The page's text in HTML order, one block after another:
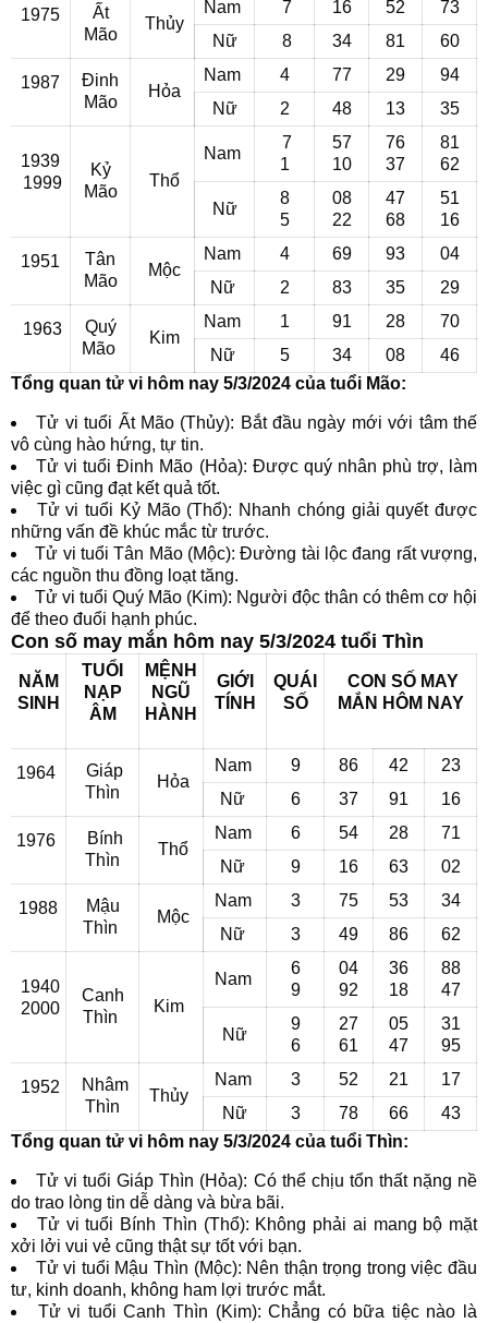
1975
Ất
Mão
Thủy
Nam 7 16 52
73
Nữ
8 34 81 60
1987
Đinh
Mão
Hỏa
Nam 4 77 29
94
Nữ
2 48 13 35
1939
1999
Kỷ
Mão
Thổ
Nam
7
1
57
10
76
37
81
62
Nữ
8
5
08
22
47
68
51
16
1951
Tân
Mão
Mộc
Nam 4 69 93
04
Nữ
2 83 35 29
1963
Quý
Mão
Kim
Nam 1 91 28
70
Nữ
5 34 08
46
Tổng quan tử vi hôm nay 5/3/2024 của tuổi Mão:
Tử vi tuổi Ất Mão (Thủy): Bắt đầu ngày mới với tâm thế
vô cùng hào hứng, tự tin.
Tử vi tuổi Đinh Mão (Hỏa): Được quý nhân phù trợ, làm
việc gì cũng đạt kết quả tốt.
Tử vi tuổi Kỷ Mão (Thổ): Nhanh chóng giải quyết được
những vấn đề khúc mắc từ trước.
Tử vi tuổi Tân Mão (Mộc): Đường tài lộc đang rất vượng,
các nguồn thu đồng loạt tăng.
Tử vi tuổi Quý Mão (Kim): Người độc thân có thêm cơ hội
để theo đuổi hạnh phúc.
Con số may mắn hôm nay 5/3/2024 tuổi Thìn
NĂM
SINH
TUỔI
NẠP
ÂM
MỆNH
NGŨ
HÀNH
GIỚI
TÍNH
QUÁI
SỐ
CON SỐ MAY
MẮN HÔM NAY
1964
Giáp
Thìn
Hỏa
Nam 9 86 42
23
Nữ
6 37 91 16
1976
Bính
Thìn
Thổ
Nam 6 54 28
71
Nữ
9 16 63 02
1988
Mậu
Thìn
Mộc
Nam 3 75 53
34
Nữ
3 49 86 62
1940
2000
Canh
Thìn
Kim
Nam
6
9
04
92
36
18
88
47
Nữ
9
6
27
61
05
47
31
95
1952
Nhâm
Thìn
Thủy
Nam 3 52 21
17
Nữ
3 78 66
43
Tổng quan tử vi hôm nay 5/3/2024 của tuổi Thìn:
Tử vi tuổi Giáp Thìn (Hỏa): Có thể chịu tổn thất nặng nề
do trao lòng tin dễ dàng và bừa bãi.
Tử vi tuổi Bính Thìn (Thổ): Không phải ai mang bộ mặt
xởi lởi vui vẻ cũng thật sự tốt với bạn.
Tử vi tuổi Mậu Thìn (Mộc): Nên thận trọng trong việc đầu
tư, kinh doanh, không ham lợi trước mắt.
Tử vi tuổi Canh Thìn (Kim): Chẳng có bữa tiệc nào là